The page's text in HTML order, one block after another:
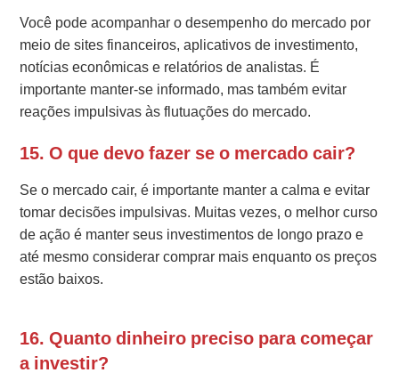
Você pode acompanhar o desempenho do mercado por
meio de sites financeiros, aplicativos de investimento,
notícias econômicas e relatórios de analistas. É
importante manter-se informado, mas também evitar
reações impulsivas às flutuações do mercado.
15. O que devo fazer se o mercado cair?
Se o mercado cair, é importante manter a calma e evitar
tomar decisões impulsivas. Muitas vezes, o melhor curso
de ação é manter seus investimentos de longo prazo e
até mesmo considerar comprar mais enquanto os preços
estão baixos.
16. Quanto dinheiro preciso para começar
a investir?